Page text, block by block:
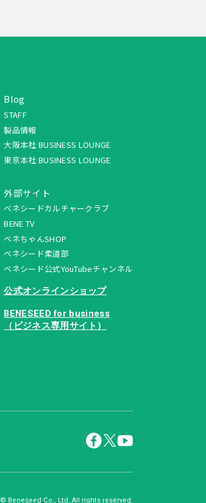
Blog
STAFF
製品情報
大阪本社 BUSINESS LOUNGE
東京本社 BUSINESS LOUNGE
外部サイト
ベネシードカルチャークラブ
BENE TV
ベネちゃんSHOP
ベネシード柔道部
ベネシード公式YouTubeチャンネル
公式オンラインショップ
BENESEED for business
（ビジネス専用サイト）
© Beneseed Co., Ltd. All rights reserved.